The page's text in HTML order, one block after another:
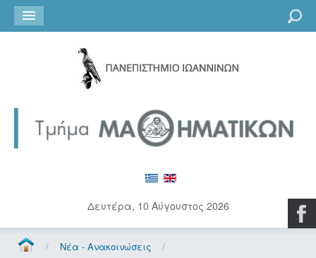
Δευτέρα, 10 Αύγουστος 2026
/ Νέα - Ανακοινώσεις
/